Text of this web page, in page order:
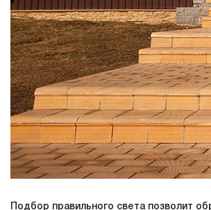
Подбор правильного света позволит